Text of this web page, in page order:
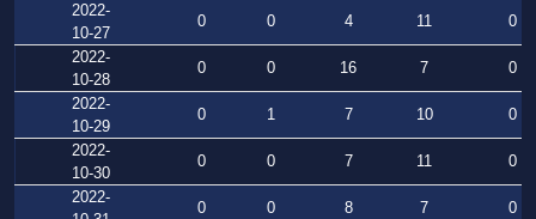
2022-
10-27
0 0 4 11
0
2022-
10-28
0 0 16 7
0
2022-
10-29
0 1 7 10
0
2022-
10-30
0 0 7 11
0
2022-
0 0 8 7 0